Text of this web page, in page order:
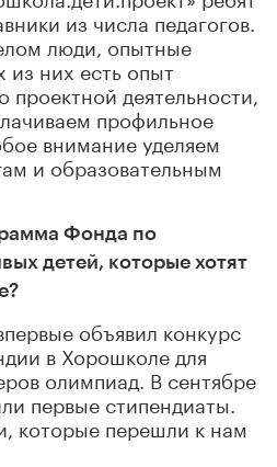
из числа педагогов.
люди, опытные
из них есть опыт
деятельности,
профильное
внимание уделяем
и образовательным
Фонда по
детей, которые хотят
объявил конкурс
в Хорошколе для
олимпиад. В сентябре
первые стипендиаты.
которые перешли к нам